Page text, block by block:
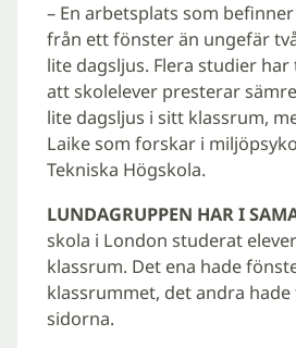
– En arbetsplats som
från ett fönster än ungefär
lite dagsljus. Flera studier
att skolelever presterar
lite dagsljus i sitt klassrum,
Laike som forskar i
Tekniska Högskola.
LUNDAGRUPPEN HAR I
skola i London studerat
klassrum. Det ena hade
klassrummet, det andra
sidorna.